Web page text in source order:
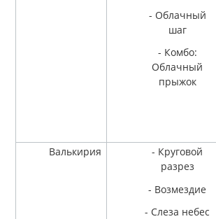
- Облачный
шаг
- Комбо:
Облачный
прыжок
Валькирия
- Круговой
разрез
- Возмездие
- Слеза небес